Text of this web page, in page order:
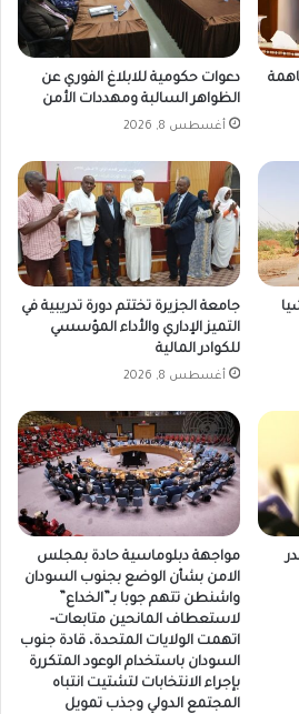
دعوات حكومية للابلاغ الفوري عن
الظواهر السالبة ومهددات الأمن
أغسطس 8, 2026
جامعة الجزيرة تختتم دورة تدريبية في
التميز الإداري والأداء المؤسسي
للكوادر المالية
أغسطس 8, 2026
مواجهة دبلوماسية حادة بمجلس
الامن بشأن الوضع بجنوب السودان
واشنطن تتهم جوبا بـ”الخداع”
لاستعطاف المانحين متابعات-
اتهمت الولايات المتحدة، قادة جنوب
السودان باستخدام الوعود المتكررة
بإجراء الانتخابات لتشتيت انتباه
المجتمع الدولي وجذب تمويل